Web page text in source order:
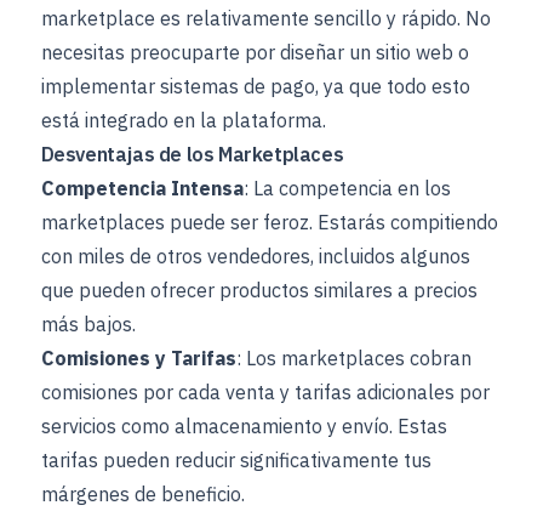
marketplace es relativamente sencillo y rápido. No
necesitas preocuparte por diseñar un sitio web o
implementar sistemas de pago, ya que todo esto
está integrado en la plataforma.
Desventajas de los Marketplaces
Competencia Intensa: La competencia en los
marketplaces puede ser feroz. Estarás compitiendo
con miles de otros vendedores, incluidos algunos
que pueden ofrecer productos similares a precios
más bajos.
Comisiones y Tarifas: Los marketplaces cobran
comisiones por cada venta y tarifas adicionales por
servicios como almacenamiento y envío. Estas
tarifas pueden reducir significativamente tus
márgenes de beneficio.